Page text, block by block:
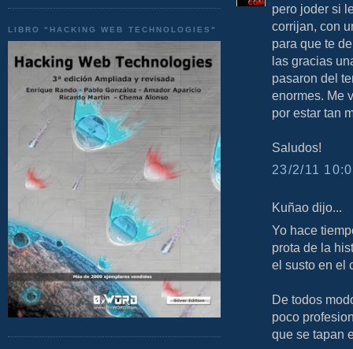
LIBRO "HACKING WEB TECHNOLOGIES"
pero joder si
corrijan, con
para que te
las gracias
pasaron del
enormes. Me
por estar tan
Saludos!
23/2/11
Kuñao dijo...
Yo hace
prota de la
el susto en el
De todos
poco
que se tapan